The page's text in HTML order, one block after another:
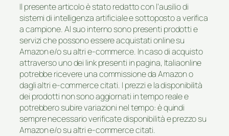
Il presente articolo è stato redatto con l’ausilio di
sistemi di intelligenza artificiale e sottoposto a verifica
a campione. Al suo interno sono presenti prodotti e
servizi che possono essere acquistati online su
Amazon e/o su altri e-commerce. In caso di acquisto
attraverso uno dei link presenti in pagina, Italiaonline
potrebbe ricevere una commissione da Amazon o
dagli altri e-commerce citati. I prezzi e la disponibilità
dei prodotti non sono aggiornati in tempo reale e
potrebbero subire variazioni nel tempo: è quindi
sempre necessario verificate disponibilità e prezzo su
Amazon e/o su altri e-commerce citati.